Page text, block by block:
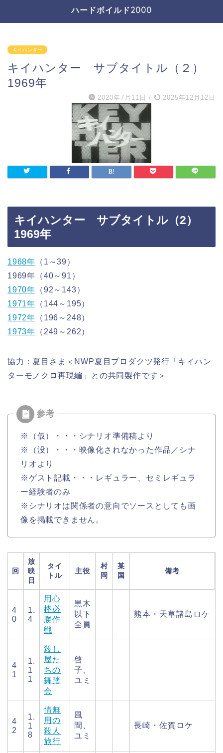
ハードボイルド2000
キイハンター
キイハンター サブタイトル（２）
1969年
2020年7月11日 / 2025年12月12日
キイハンター サブタイトル（2）
1969年
1968年 （1～39）
1969年（40～91）
1970年 （92～143）
1971年 （144～195）
1972年 （196～248）
1973年 （249～262）
協力：夏目さま＜NWP夏目プロダクツ発行「キイハン
ターモノクロ再現編」との共同製作です＞
※（仮）・・・シナリオ準備稿より
※（没）・・・映像化されなかった作品／シナ
リオより
※ゲスト記載・・・レギュラー、セミレギュラ
ー経験者のみ
※シナリオは関係者の意向でソースとしても画
像を掲載できません。
回
放
映
日
タイ
トル
主役
村
岡
某
国
備考
4
0
1.
4
用心
棒必
勝作
戦
黒木
以下
全員
熊本・天草諸島ロケ
4
1
1.
1
1
殺し
屋た
ちの
舞踏
会
啓
子、
ユミ
4
2
1.
1
8
情無
用の
殺人
旅行
風
間、
ユミ
長崎・佐賀ロケ